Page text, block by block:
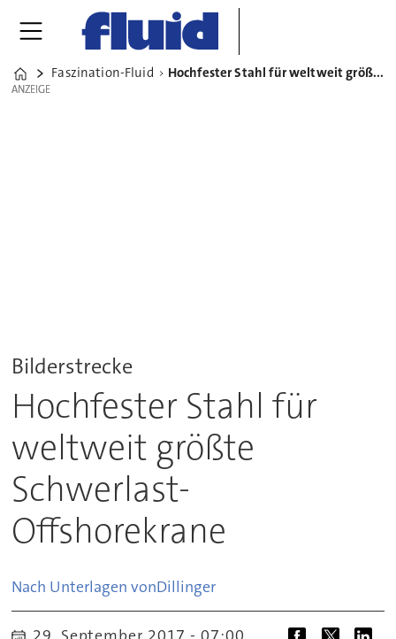
Home
Faszination-Fluid Hochfester Stahl für weltweit größte Schwerlast-Offshorekrane
ANZEIGE
ANZEIGE
Bilderstrecke
Hochfester Stahl für
weltweit größte
Schwerlast-
Offshorekrane
Nach Unterlagen vonDillinger